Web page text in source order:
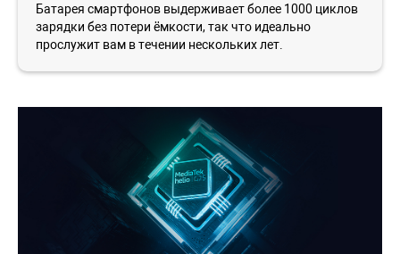
Батарея смартфонов выдерживает более 1000 циклов
зарядки без потери ёмкости, так что идеально
прослужит вам в течении нескольких лет.